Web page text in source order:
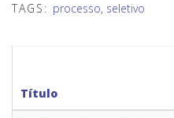
TAGS: processo, seletivo
Título